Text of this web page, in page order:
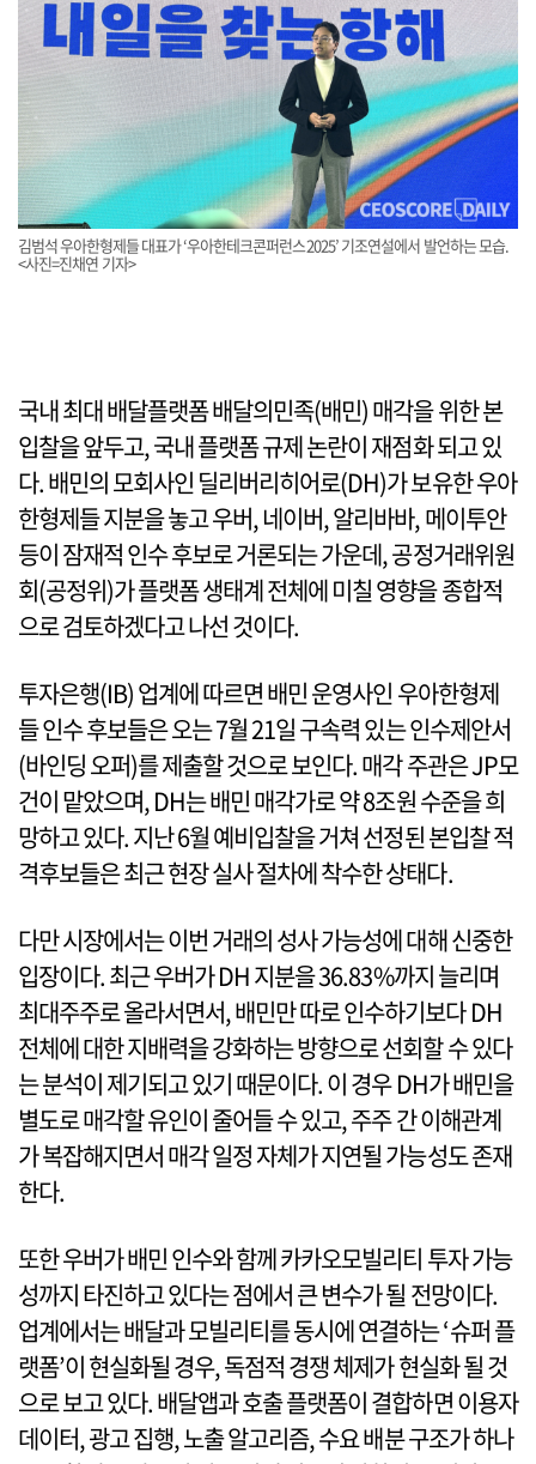
김범석 우아한형제들 대표가 ‘우아한테크콘퍼런스2025’ 기조연설에서 발언하는 모습.
<사진=진채연 기자>
국내 최대 배달플랫폼 배달의민족(배민) 매각을 위한 본
입찰을 앞두고, 국내 플랫폼 규제 논란이 재점화 되고 있
다. 배민의 모회사인 딜리버리히어로(DH)가 보유한 우아
한형제들 지분을 놓고 우버, 네이버, 알리바바, 메이투안
등이 잠재적 인수 후보로 거론되는 가운데, 공정거래위원
회(공정위)가 플랫폼 생태계 전체에 미칠 영향을 종합적
으로 검토하겠다고 나선 것이다.
투자은행(IB) 업계에 따르면 배민 운영사인 우아한형제
들 인수 후보들은 오는 7월 21일 구속력 있는 인수제안서
(바인딩 오퍼)를 제출할 것으로 보인다. 매각 주관은 JP모
건이 맡았으며, DH는 배민 매각가로 약 8조원 수준을 희
망하고 있다. 지난 6월 예비입찰을 거쳐 선정된 본입찰 적
격후보들은 최근 현장 실사 절차에 착수한 상태다.
다만 시장에서는 이번 거래의 성사 가능성에 대해 신중한
입장이다. 최근 우버가 DH 지분을 36.83%까지 늘리며
최대주주로 올라서면서, 배민만 따로 인수하기보다 DH
전체에 대한 지배력을 강화하는 방향으로 선회할 수 있다
는 분석이 제기되고 있기 때문이다. 이 경우 DH가 배민을
별도로 매각할 유인이 줄어들 수 있고, 주주 간 이해관계
가 복잡해지면서 매각 일정 자체가 지연될 가능성도 존재
한다.
또한 우버가 배민 인수와 함께 카카오모빌리티 투자 가능
성까지 타진하고 있다는 점에서 큰 변수가 될 전망이다.
업계에서는 배달과 모빌리티를 동시에 연결하는 ‘슈퍼 플
랫폼’이 현실화될 경우, 독점적 경쟁 체제가 현실화 될 것
으로 보고 있다. 배달앱과 호출 플랫폼이 결합하면 이용자
데이터, 광고 집행, 노출 알고리즘, 수요 배분 구조가 하나